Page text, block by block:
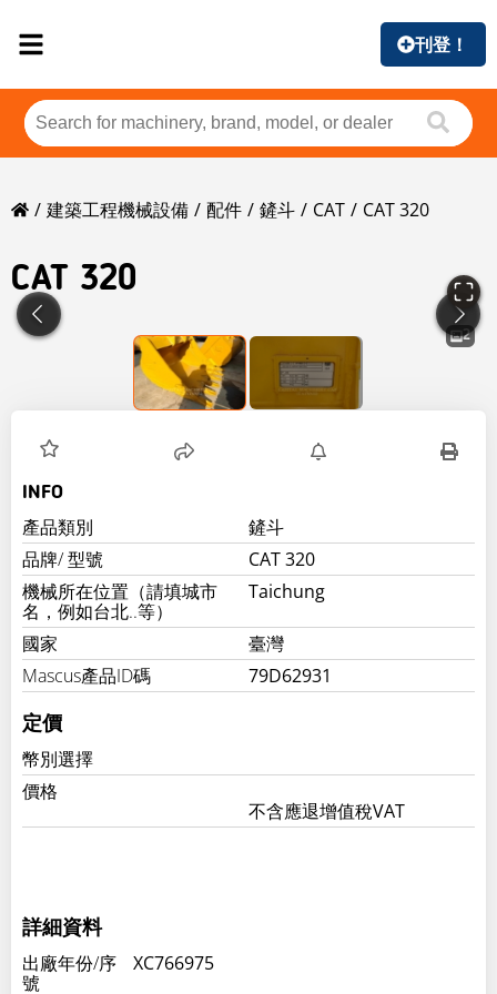
刊登！
建築工程機械設備 配件 鏟斗 CAT CAT 320
CAT 320
2
INFO
產品類別
鏟斗
品牌/ 型號
CAT 320
機械所在位置（請填城市
名，例如台北..等）
Taichung
國家
臺灣
Mascus產品ID碼
79D62931
定價
幣別選擇
價格
不含應退增值稅VAT
詳細資料
出廠年份/序
號
XC766975